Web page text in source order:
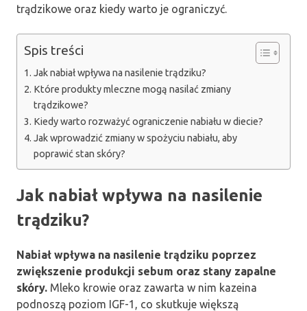
trądzikowe oraz kiedy warto je ograniczyć.
Spis treści
Jak nabiał wpływa na nasilenie trądziku?
Które produkty mleczne mogą nasilać zmiany
trądzikowe?
Kiedy warto rozważyć ograniczenie nabiału w diecie?
Jak wprowadzić zmiany w spożyciu nabiału, aby
poprawić stan skóry?
Jak nabiał wpływa na nasilenie
trądziku?
Nabiał wpływa na nasilenie trądziku poprzez
zwiększenie produkcji sebum oraz stany zapalne
skóry. Mleko krowie oraz zawarta w nim kazeina
podnoszą poziom IGF-1, co skutkuje większą